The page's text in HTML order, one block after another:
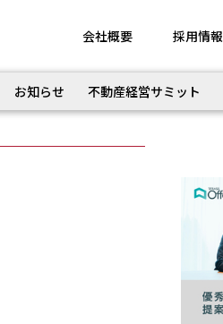
会社概要 採用情報
お知らせ 不動産経営サミット